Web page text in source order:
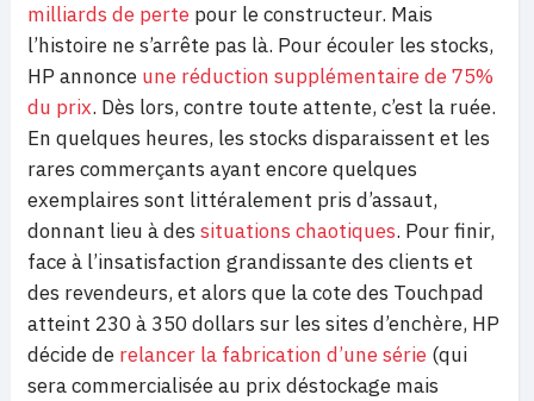
milliards de perte pour le constructeur. Mais
l’histoire ne s’arrête pas là. Pour écouler les stocks,
HP annonce une réduction supplémentaire de 75%
du prix. Dès lors, contre toute attente, c’est la ruée.
En quelques heures, les stocks disparaissent et les
rares commerçants ayant encore quelques
exemplaires sont littéralement pris d’assaut,
donnant lieu à des situations chaotiques. Pour finir,
face à l’insatisfaction grandissante des clients et
des revendeurs, et alors que la cote des Touchpad
atteint 230 à 350 dollars sur les sites d’enchère, HP
décide de relancer la fabrication d’une série (qui
sera commercialisée au prix déstockage mais